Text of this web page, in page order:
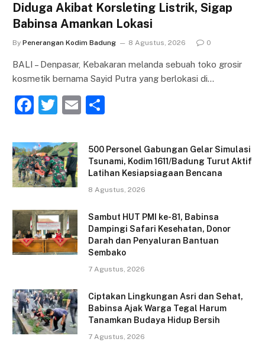
Diduga Akibat Korsleting Listrik, Sigap
Babinsa Amankan Lokasi
By Penerangan Kodim Badung 8 Agustus, 2026 0
BALI – Denpasar, Kebakaran melanda sebuah toko grosir
kosmetik bernama Sayid Putra yang berlokasi di…
F
c
e
b
o
k
T
itt
er
E
ai ar
e
500 Personel Gabungan Gelar Simulasi
Tsunami, Kodim 1611/Badung Turut Aktif
Latihan Kesiapsiagaan Bencana
8 Agustus, 2026
Sambut HUT PMI ke-81, Babinsa
Dampingi Safari Kesehatan, Donor
Darah dan Penyaluran Bantuan
Sembako
7 Agustus, 2026
Ciptakan Lingkungan Asri dan Sehat,
Babinsa Ajak Warga Tegal Harum
Tanamkan Budaya Hidup Bersih
7 Agustus, 2026